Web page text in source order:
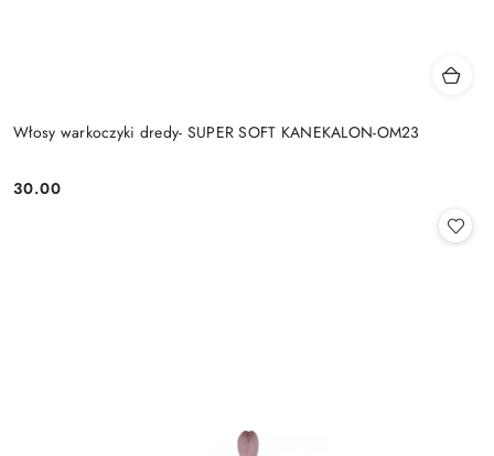
Włosy warkoczyki dredy- SUPER SOFT KANEKALON-OM23
Cena:
30.00